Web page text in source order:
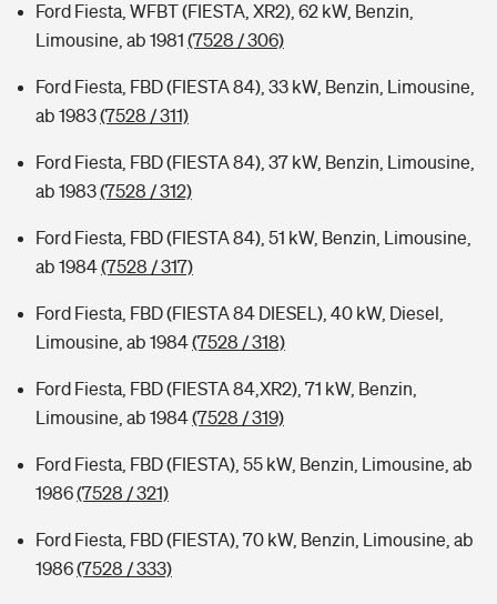
Ford Fiesta, WFBT (FIESTA, XR2), 62 kW, Benzin,
Limousine, ab 1981 (7528 / 306)
Ford Fiesta, FBD (FIESTA 84), 33 kW, Benzin, Limousine,
ab 1983(7528 / 311)
Ford Fiesta, FBD (FIESTA 84), 37 kW, Benzin, Limousine,
ab 1983(7528 / 312)
Ford Fiesta, FBD (FIESTA 84), 51 kW, Benzin, Limousine,
ab 1984(7528 / 317)
Ford Fiesta, FBD (FIESTA 84 DIESEL), 40 kW, Diesel,
Limousine, ab 1984(7528 / 318)
Ford Fiesta, FBD (FIESTA 84,XR2), 71 kW, Benzin,
Limousine, ab 1984(7528 / 319)
Ford Fiesta, FBD (FIESTA), 55 kW, Benzin, Limousine, ab
1986(7528 / 321)
Ford Fiesta, FBD (FIESTA), 70 kW, Benzin, Limousine, ab
1986(7528 / 333)